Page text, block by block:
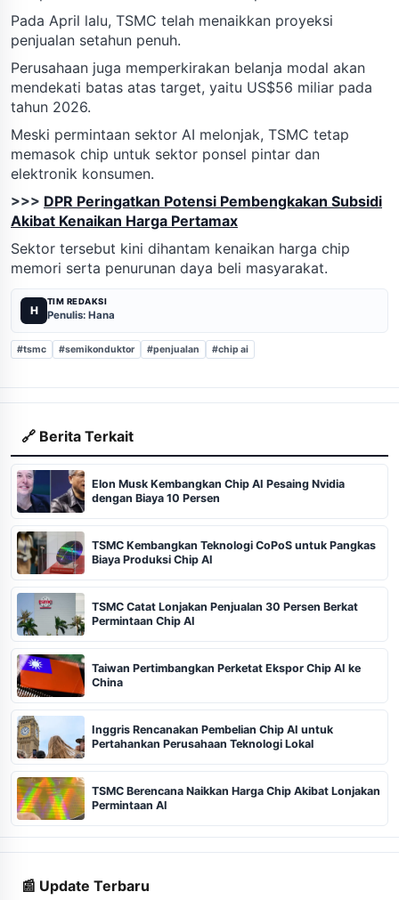
Pada April lalu, TSMC telah menaikkan proyeksi
penjualan setahun penuh.
Perusahaan juga memperkirakan belanja modal akan
mendekati batas atas target, yaitu US$56 miliar pada
tahun 2026.
Meski permintaan sektor AI melonjak, TSMC tetap
memasok chip untuk sektor ponsel pintar dan
elektronik konsumen.
>>> DPR Peringatkan Potensi Pembengkakan Subsidi
Akibat Kenaikan Harga Pertamax
Sektor tersebut kini dihantam kenaikan harga chip
memori serta penurunan daya beli masyarakat.
H
TIM REDAKSI
Penulis: Hana
#tsmc #semikonduktor #penjualan #chip ai
🔗 Berita Terkait
Elon Musk Kembangkan Chip AI Pesaing Nvidia
dengan Biaya 10 Persen
TSMC Kembangkan Teknologi CoPoS untuk Pangkas
Biaya Produksi Chip AI
TSMC Catat Lonjakan Penjualan 30 Persen Berkat
Permintaan Chip AI
Taiwan Pertimbangkan Perketat Ekspor Chip AI ke
China
Inggris Rencanakan Pembelian Chip AI untuk
Pertahankan Perusahaan Teknologi Lokal
TSMC Berencana Naikkan Harga Chip Akibat Lonjakan
Permintaan AI
📰 Update Terbaru